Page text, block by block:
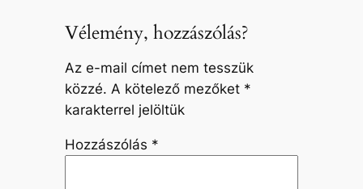
Vélemény, hozzászólás?
Az e-mail címet nem tesszük
közzé. A kötelező mezőket *
karakterrel jelöltük
Hozzászólás *